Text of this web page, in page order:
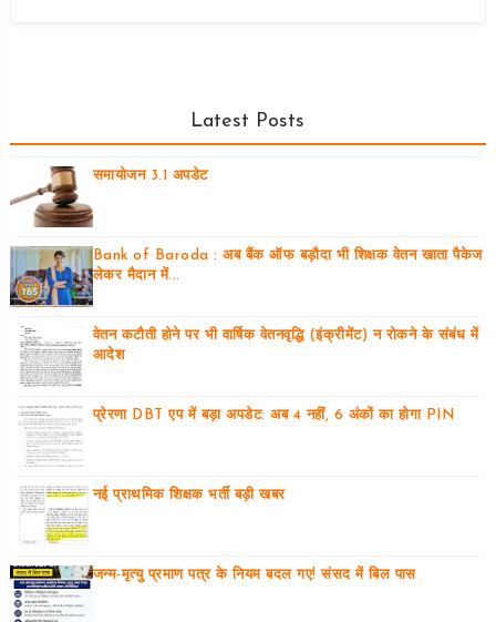
Latest Posts
समायोजन 3.1 अपडेट
Bank of Baroda : अब बैंक ऑफ बड़ौदा भी शिक्षक वेतन खाता पैकेज
लेकर मैदान में...
वेतन कटौती होने पर भी वार्षिक वेतनवृद्धि (इंक्रीमेंट) न रोकने के संबंध में
आदेश
प्रेरणा DBT एप में बड़ा अपडेट: अब 4 नहीं, 6 अंकों का होगा PIN
नई प्राथमिक शिक्षक भर्ती बड़ी खबर
जन्म-मृत्यु प्रमाण पत्र के नियम बदल गए! संसद में बिल पास